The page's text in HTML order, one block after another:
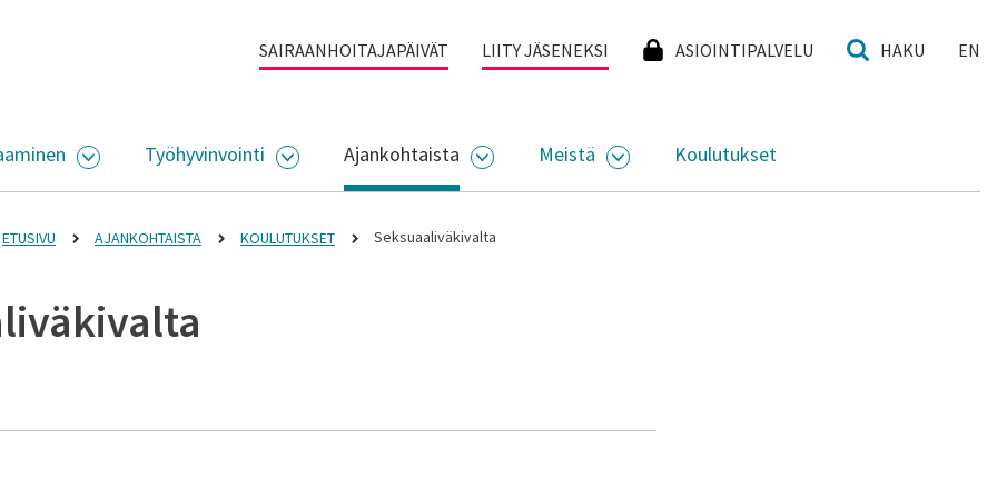
SAIRAANHOITAJAPÄIVÄT LIITY JÄSENEKSI ASIOINTIPALVELU HAKU EN
AVAA ALASIVUJEN VALIKKO
Työhyvinvointi
AVAA ALASIVUJEN VALIKKO
Ajankohtaista
AVAA ALASIVUJEN VALIKKO
Meistä
AVAA ALASIVUJEN VALIKKO
Koulutukset
ETUSIVU AJANKOHTAISTA KOULUTUKSET Seksuaaliväkivalta